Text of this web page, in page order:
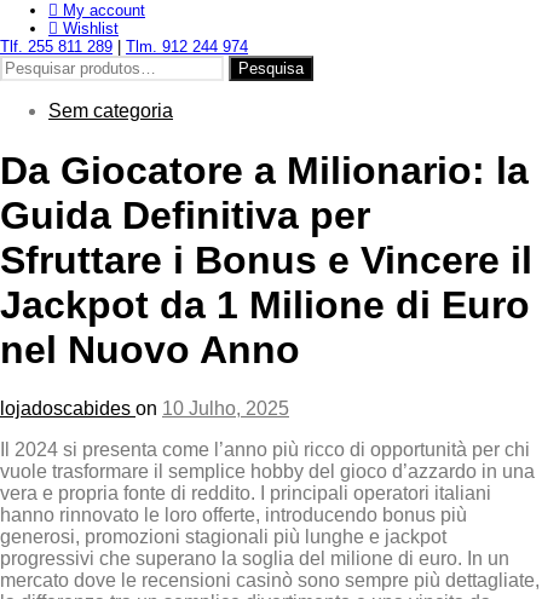
My account
Wishlist
Tlf. 255 811 289
Tlm. 912 244 974
Pesquisar
por:
Pesquisa
Sem categoria
Da Giocatore a Milionario: la
Guida Definitiva per
Sfruttare i Bonus e Vincere il
Jackpot da 1 Milione di Euro
nel Nuovo Anno
lojadoscabides on 10 Julho, 2025
Il 2024 si presenta come l’anno più ricco di opportunità per chi
vuole trasformare il semplice hobby del gioco d’azzardo in una
vera e propria fonte di reddito. I principali operatori italiani
hanno rinnovato le loro offerte, introducendo bonus più
generosi, promozioni stagionali più lunghe e jackpot
progressivi che superano la soglia del milione di euro. In un
mercato dove le recensioni casinò sono sempre più dettagliate,